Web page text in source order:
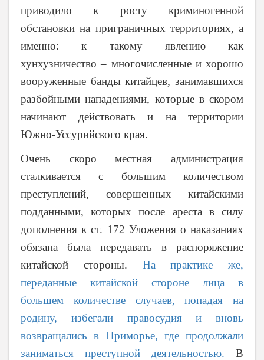
приводило к росту криминогенной
обстановки на приграничных территориях, а
именно: к такому явлению как
хунхузничество – многочисленные и хорошо
вооруженные банды китайцев, занимавшихся
разбойными нападениями, которые в скором
начинают действовать и на территории
Южно-Уссурийского края.
Очень скоро местная администрация
сталкивается с большим количеством
преступлений, совершенных китайскими
подданными, которых после ареста в силу
дополнения к ст. 172 Уложения о наказаниях
обязана была передавать в распоряжение
китайской стороны. На практике же,
переданные китайской стороне лица в
большем количестве случаев, попадая на
родину, избегали правосудия и вновь
возвращались в Приморье, где продолжали
заниматься преступной деятельностью. В